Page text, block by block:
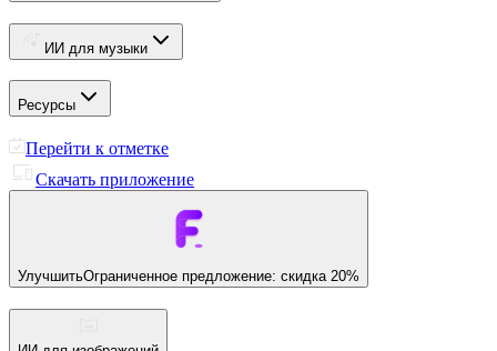
ИИ для музыки
Ресурсы
Перейти к отметке
Скачать приложение
УлучшитьОграниченное предложение: скидка 20%